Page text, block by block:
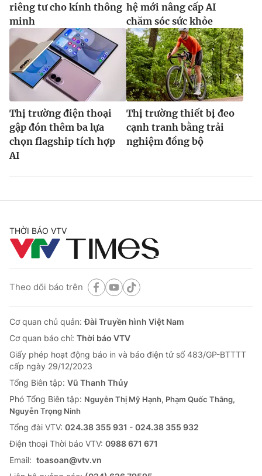
riêng tư cho kính thông
minh
hệ mới nâng cấp AI
chăm sóc sức khỏe
Thị trường điện thoại
gập đón thêm ba lựa
chọn flagship tích hợp
AI
Thị trường thiết bị đeo
cạnh tranh bằng trải
nghiệm đồng bộ
THỜI BÁO VTV
Theo dõi báo trên
Cơ quan chủ quản:Đài Truyền hình Việt Nam
Cơ quan báo chí: Thời báo VTV
Giấy phép hoạt động báo in và báo điện tử số 483/GP-BTTTT
cấp ngày 29/12/2023
Tổng Biên tập: Vũ Thanh Thủy
Phó Tổng Biên tập: Nguyễn Thị Mỹ Hạnh, Phạm Quốc Thắng,
Nguyễn Trọng Ninh
Tổng đài VTV: 024.38 355 931 - 024.38 355 932
Ðiện thoại Thời báo VTV: 0988 671 671
Email: toasoan@vtv.vn